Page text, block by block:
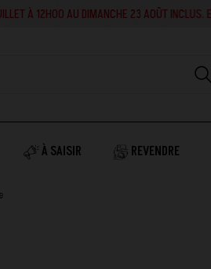
À 12H00 AU DIMANCHE 23 AOÛT INCLUS.
À SAISIR REVENDRE